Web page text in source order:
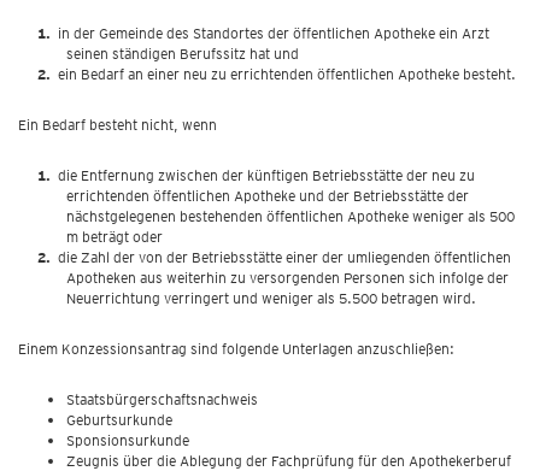
in der Gemeinde des Standortes der öffentlichen Apotheke ein Arzt
seinen ständigen Berufssitz hat und
ein Bedarf an einer neu zu errichtenden öffentlichen Apotheke besteht.
Ein Bedarf besteht nicht, wenn
die Entfernung zwischen der künftigen Betriebsstätte der neu zu
errichtenden öffentlichen Apotheke und der Betriebsstätte der
nächstgelegenen bestehenden öffentlichen Apotheke weniger als 500
m beträgt oder
die Zahl der von der Betriebsstätte einer der umliegenden öffentlichen
Apotheken aus weiterhin zu versorgenden Personen sich infolge der
Neuerrichtung verringert und weniger als 5.500 betragen wird.
Einem Konzessionsantrag sind folgende Unterlagen anzuschließen:
Staatsbürgerschaftsnachweis
Geburtsurkunde
Sponsionsurkunde
Zeugnis über die Ablegung der Fachprüfung für den Apothekerberuf